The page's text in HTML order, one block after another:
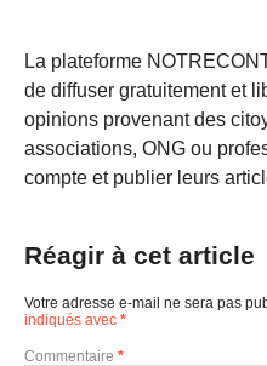
La plateforme
de diffuser gratuitement et
opinions provenant des
associations, ONG ou
compte et publier leurs
Réagir à cet article
Votre adresse e-mail ne sera pas
indiqués avec *
Commentaire *